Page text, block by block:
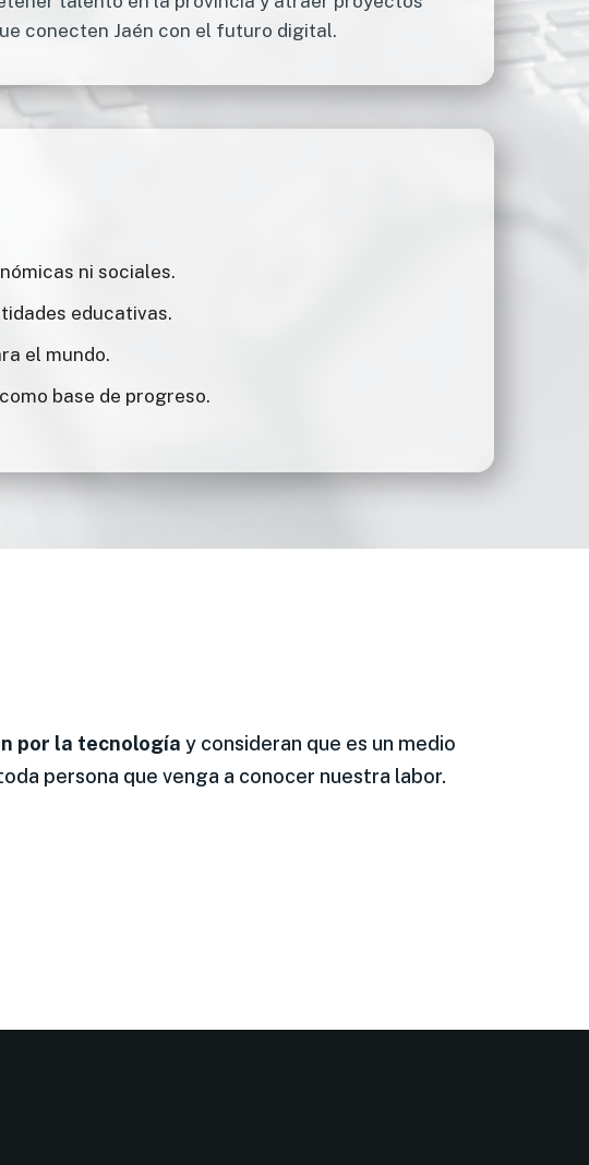
conecten Jaén con el futuro digital.
ni sociales.
educativas.
el mundo.
base de progreso.
por la tecnología y consideran que es un medio
persona que venga a conocer nuestra labor.